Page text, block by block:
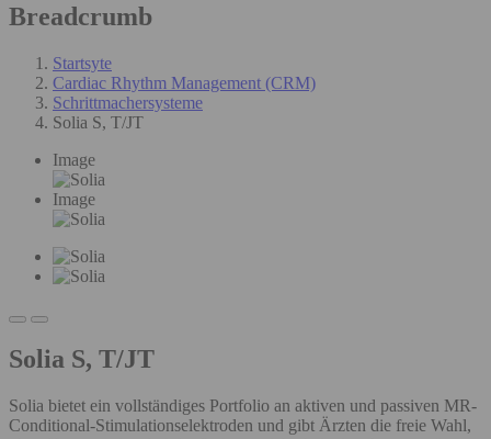
Breadcrumb
Startsyte
Cardiac Rhythm Management (CRM)
Schrittmachersysteme
Solia S, T/JT
Image
Image
Solia S, T/JT
Solia bietet ein vollständiges Portfolio an aktiven und passiven MR-
Conditional-Stimulationselektroden und gibt Ärzten die freie Wahl,